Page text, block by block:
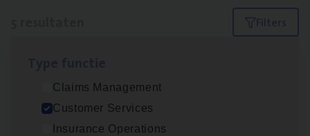
Filters
Claims Management
Customer Services
Insurance Operations
Insu­ran­ce Bro­kerKMO
Antwerpen